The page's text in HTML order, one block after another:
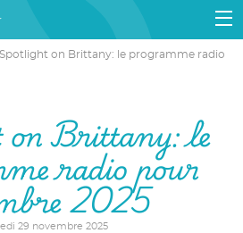
Spotlight on Brittany: le programme radio
Brittany: le
radio pour
2025
29 novembre 2025